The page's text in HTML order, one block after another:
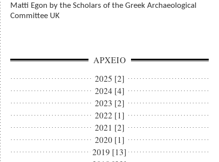
Matti Egon by the Scholars of the Greek Archaeological
Committee UK
ΑΡΧΕΙΟ
2025 [2]
2024 [4]
2023 [2]
2022 [1]
2021 [2]
2020 [1]
2019 [13]